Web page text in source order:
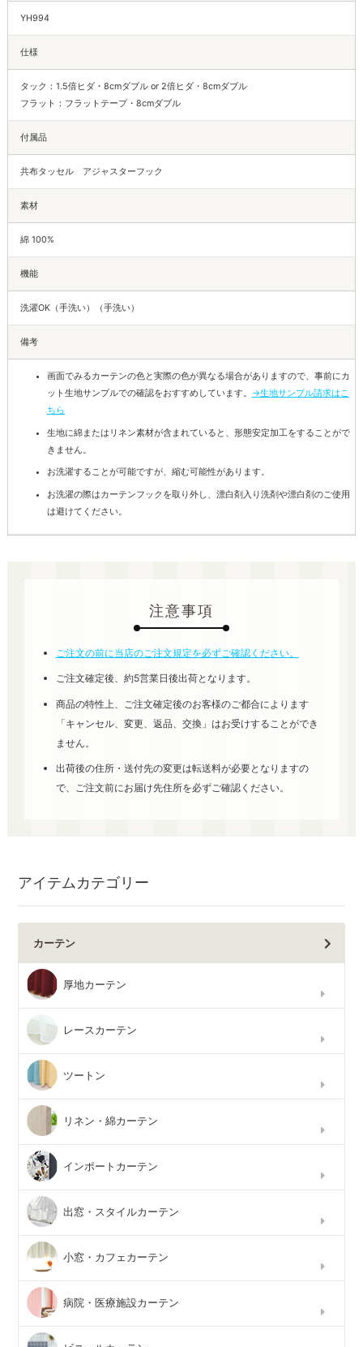
YH994
仕様
タック：1.5倍ヒダ・8cmダブル or 2倍ヒダ・8cmダブル
フラット：フラットテープ・8cmダブル
付属品
共布タッセル アジャスターフック
素材
綿 100%
機能
洗濯OK（手洗い）（手洗い）
備考
画面でみるカーテンの色と実際の色が異なる場合がありますので、事前にカ
ット生地サンプルでの確認をおすすめしています。 →生地サンプル請求はこ
ちら
生地に綿またはリネン素材が含まれていると、形態安定加工をすることがで
きません。
お洗濯することが可能ですが、縮む可能性があります。
お洗濯の際はカーテンフックを取り外し、漂白剤入り洗剤や漂白剤のご使用
は避けてください。
注意事項
ご注文の前に当店のご注文規定を必ずご確認ください。
ご注文確定後、約5営業日後出荷となります。
商品の特性上、ご注文確定後のお客様のご都合によります
「キャンセル、変更、返品、交換」はお受けすることができ
ません。
出荷後の住所・送付先の変更は転送料が必要となりますの
で、ご注文前にお届け先住所を必ずご確認ください。
アイテムカテゴリー
カーテン
厚地カーテン
レースカーテン
ツートン
リネン・綿カーテン
インポートカーテン
出窓・スタイルカーテン
小窓・カフェカーテン
病院・医療施設カーテン